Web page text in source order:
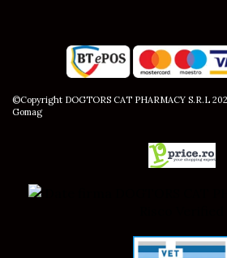
©Copyright DOGTORS CAT PHARMACY S.R.L
Gomag